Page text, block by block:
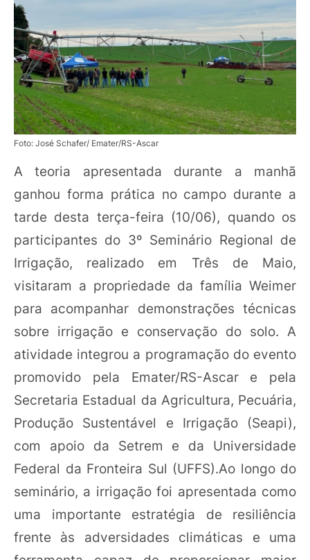
Foto: José Schafer/ Emater/RS-Ascar
A teoria apresentada durante a manhã
ganhou forma prática no campo durante a
tarde desta terça-feira (10/06), quando os
participantes do 3º Seminário Regional de
Irrigação, realizado em Três de Maio,
visitaram a propriedade da família Weimer
para acompanhar demonstrações técnicas
sobre irrigação e conservação do solo. A
atividade integrou a programação do evento
promovido pela Emater/RS-Ascar e pela
Secretaria Estadual da Agricultura, Pecuária,
Produção Sustentável e Irrigação (Seapi),
com apoio da Setrem e da Universidade
Federal da Fronteira Sul (UFFS).Ao longo do
seminário, a irrigação foi apresentada como
uma importante estratégia de resiliência
frente às adversidades climáticas e uma